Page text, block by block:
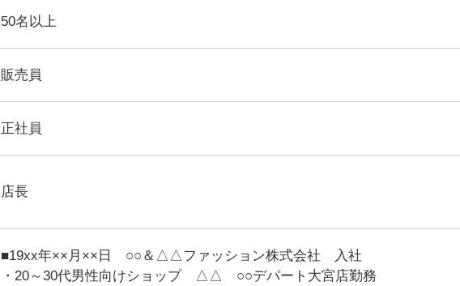
50名以上
販売員
正社員
店長
■19xx年××月××日 ○○＆△△ファッション株式会社 入社
・20～30代男性向けショップ △△ ○○デパート大宮店勤務